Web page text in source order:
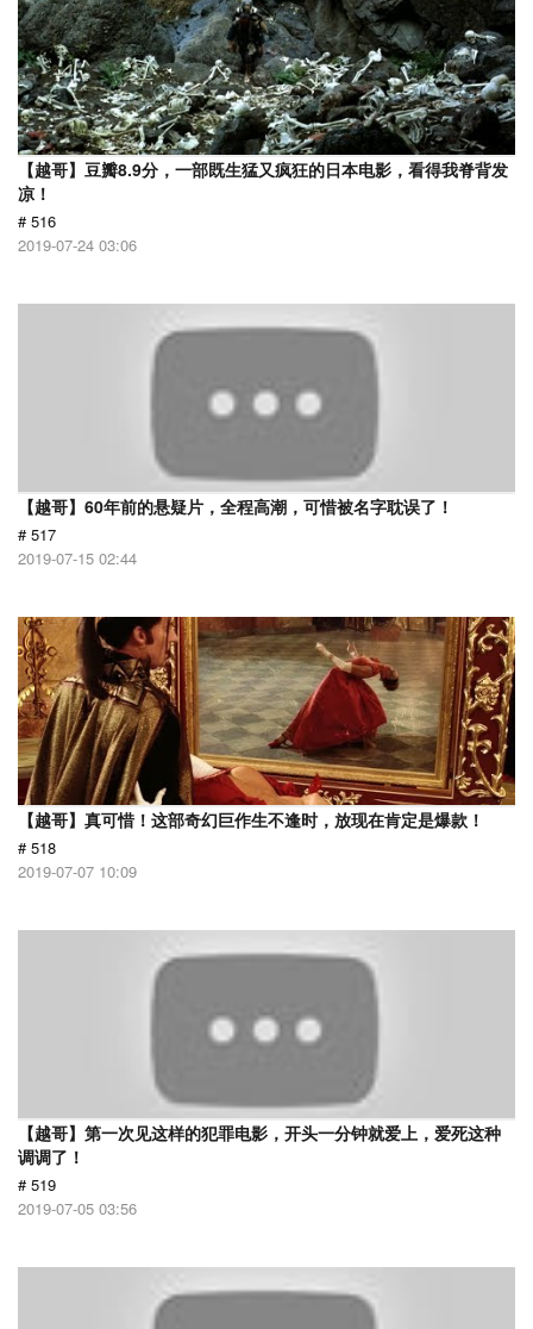
【越哥】豆瓣8.9分，一部既生猛又疯狂的日本电影，看得我脊背发
凉！
# 516
2019-07-24 03:06
【越哥】60年前的悬疑片，全程高潮，可惜被名字耽误了！
# 517
2019-07-15 02:44
【越哥】真可惜！这部奇幻巨作生不逢时，放现在肯定是爆款！
# 518
2019-07-07 10:09
【越哥】第一次见这样的犯罪电影，开头一分钟就爱上，爱死这种
调调了！
# 519
2019-07-05 03:56